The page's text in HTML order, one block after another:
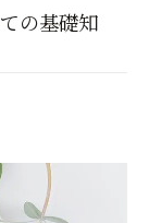
の基礎知